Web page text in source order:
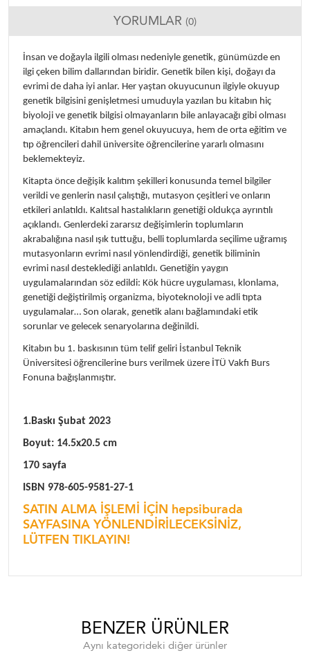
YORUMLAR (0)
İnsan ve doğayla ilgili olması nedeniyle genetik, günümüzde en
ilgi çeken bilim dallarından biridir. Genetik bilen kişi, doğayı da
evrimi de daha iyi anlar. Her yaştan okuyucunun ilgiyle okuyup
genetik bilgisini genişletmesi umuduyla yazılan bu kitabın hiç
biyoloji ve genetik bilgisi olmayanların bile anlayacağı gibi olması
amaçlandı. Kitabın hem genel okuyucuya, hem de orta eğitim ve
tıp öğrencileri dahil üniversite öğrencilerine yararlı olmasını
beklemekteyiz.
Kitapta önce değişik kalıtım şekilleri konusunda temel bilgiler
verildi ve genlerin nasıl çalıştığı, mutasyon çeşitleri ve onların
etkileri anlatıldı. Kalıtsal hastalıkların genetiği oldukça ayrıntılı
açıklandı. Genlerdeki zararsız değişimlerin toplumların
akrabalığına nasıl ışık tuttuğu, belli toplumlarda seçilime uğramış
mutasyonların evrimi nasıl yönlendirdiği, genetik biliminin
evrimi nasıl desteklediği anlatıldı. Genetiğin yaygın
uygulamalarından söz edildi: Kök hücre uygulaması, klonlama,
genetiği değiştirilmiş organizma, biyoteknoloji ve adli tıpta
uygulamalar… Son olarak, genetik alanı bağlamındaki etik
sorunlar ve gelecek senaryolarına değinildi.
Kitabın bu 1. baskısının tüm telif geliri İstanbul Teknik
Üniversitesi öğrencilerine burs verilmek üzere İTÜ Vakfı Burs
Fonuna bağışlanmıştır.
1.Baskı Şubat 2023
Boyut: 14.5x20.5 cm
170 sayfa
ISBN 978-605-9581-27-1
SATIN ALMA İŞLEMİ İÇİN hepsiburada
SAYFASINA YÖNLENDİRİLECEKSİNİZ,
LÜTFEN TIKLAYIN!
BENZER ÜRÜNLER
Aynı kategorideki diğer ürünler